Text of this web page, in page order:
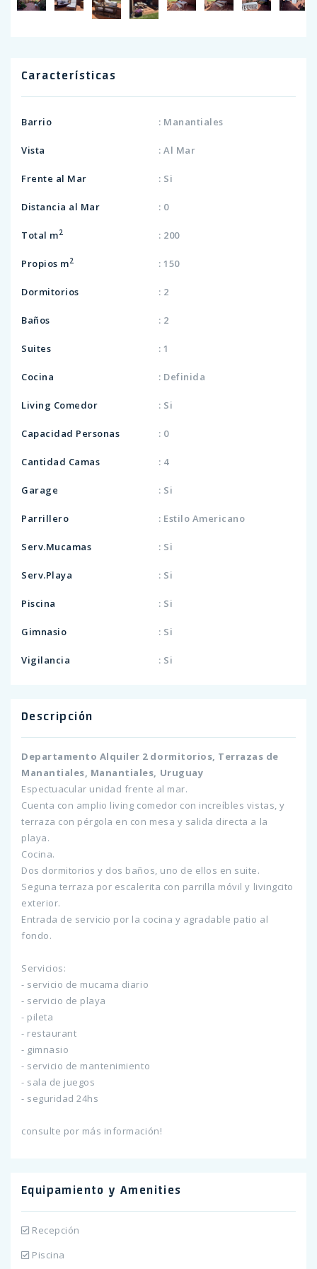
Características
Barrio : Manantiales
Vista : Al Mar
Frente al Mar : Si
Distancia al Mar : 0
Total m2 : 200
Propios m2 : 150
Dormitorios : 2
Baños : 2
Suites : 1
Cocina : Definida
Living Comedor : Si
Capacidad Personas : 0
Cantidad Camas : 4
Garage : Si
Parrillero : Estilo Americano
Serv.Mucamas : Si
Serv.Playa : Si
Piscina : Si
Gimnasio : Si
Vigilancia : Si
Descripción
Departamento Alquiler 2 dormitorios, Terrazas de
Manantiales, Manantiales, Uruguay
Espectuacular unidad frente al mar.
Cuenta con amplio living comedor con increíbles vistas, y
terraza con pérgola en con mesa y salida directa a la
playa.
Cocina.
Dos dormitorios y dos baños, uno de ellos en suite.
Seguna terraza por escalerita con parrilla móvil y livingcito
exterior.
Entrada de servicio por la cocina y agradable patio al
fondo.
Servicios:
- servicio de mucama diario
- servicio de playa
- pileta
- restaurant
- gimnasio
- servicio de mantenimiento
- sala de juegos
- seguridad 24hs
consulte por más información!
Equipamiento y Amenities
Recepción
Piscina